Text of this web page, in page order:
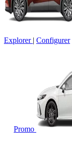
Explorer | Configurer
Promo